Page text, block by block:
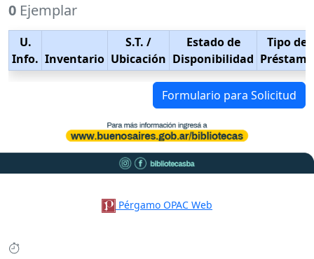
0 Ejemplar
U.
Info. Inventario
S.T. /
Ubicación
Estado de
Disponibilidad
Tipo de
Préstamo
Formulario para Solicitud
Pérgamo OPAC Web